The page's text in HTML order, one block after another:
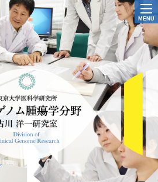
MENU